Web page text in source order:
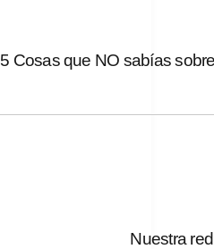
5 Cosas que NO sabías
Nuestra